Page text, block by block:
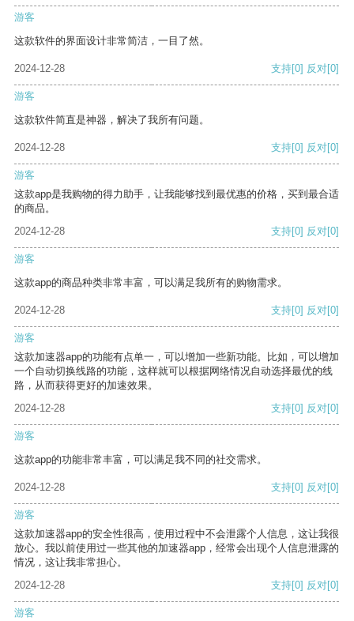
游客
这款软件的界面设计非常简洁，一目了然。
2024-12-28 支持[0] 反对[0]
游客
这款软件简直是神器，解决了我所有问题。
2024-12-28 支持[0] 反对[0]
游客
这款app是我购物的得力助手，让我能够找到最优惠的价格，买到最合适
的商品。
2024-12-28
支持[0] 反对[0]
游客
这款app的商品种类非常丰富，可以满足我所有的购物需求。
2024-12-28 支持[0] 反对[0]
游客
这款加速器app的功能有点单一，可以增加一些新功能。比如，可以增加
一个自动切换线路的功能，这样就可以根据网络情况自动选择最优的线
路，从而获得更好的加速效果。
2024-12-28
支持[0] 反对[0]
游客
这款app的功能非常丰富，可以满足我不同的社交需求。
2024-12-28 支持[0] 反对[0]
游客
这款加速器app的安全性很高，使用过程中不会泄露个人信息，这让我很
放心。我以前使用过一些其他的加速器app，经常会出现个人信息泄露的
情况，这让我非常担心。
2024-12-28
支持[0] 反对[0]
游客